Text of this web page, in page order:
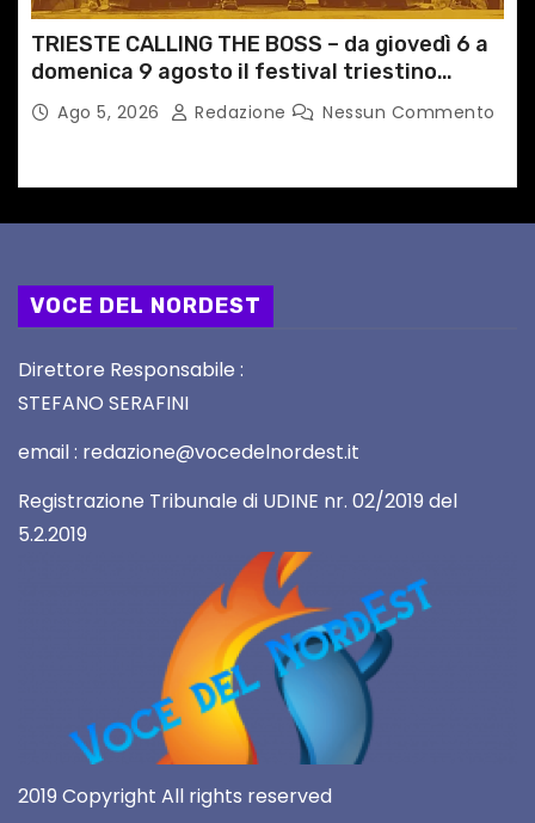
TRIESTE CALLING THE BOSS – da giovedì 6 a
domenica 9 agosto il festival triestino
dedicato a Springsteen
Ago 5, 2026 Redazione Nessun Commento
VOCE DEL NORDEST
Direttore Responsabile :
STEFANO SERAFINI
email : redazione@vocedelnordest.it
Registrazione Tribunale di UDINE nr. 02/2019 del
5.2.2019
2019 Copyright All rights reserved